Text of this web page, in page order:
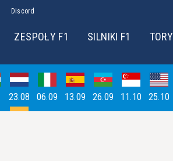
Discord
ZESPOŁY F1 SILNIKI F1 TORY
23.08 06.09 13.09 26.09 11.10 25.10